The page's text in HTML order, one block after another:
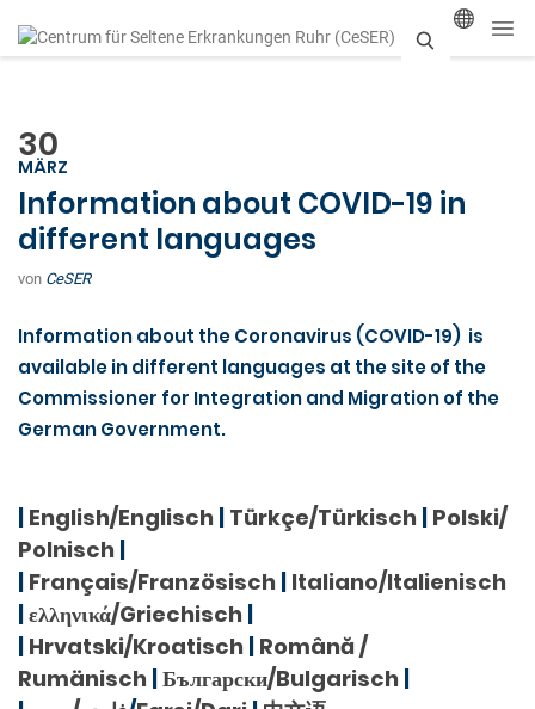
h
30
MÄRZ
Information about COVID-19 in
different languages
von CeSER
Information about the Coronavirus (COVID-19) is
available in different languages at the site of the
Commissioner for Integration and Migration of the
German Government.
| English/Englisch | Türkçe/Türkisch | Polski/
Polnisch |
| Français/Französisch | Italiano/Italienisch
|ελληνικά/Griechisch |
| Hrvatski/Kroatisch | Română /
Rumänisch |Български/Bulgarisch |